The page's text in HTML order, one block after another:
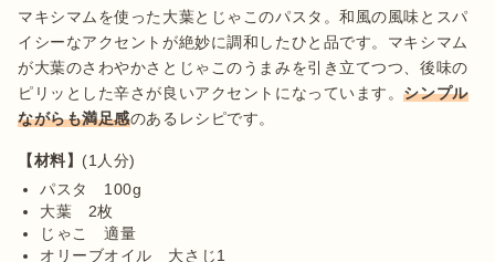
マキシマムを使った大葉とじゃこのパスタ。和風の風味とスパ
イシーなアクセントが絶妙に調和したひと品です。マキシマム
が大葉のさわやかさとじゃこのうまみを引き立てつつ、後味の
ピリッとした辛さが良いアクセントになっています。シンプル
ながらも満足感のあるレシピです。
【材料】
パスタ　100g
大葉　2枚
じゃこ　適量
オリーブオイル　大さじ1